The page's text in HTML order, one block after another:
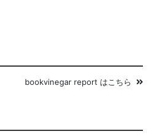
bookvinegar report はこちら